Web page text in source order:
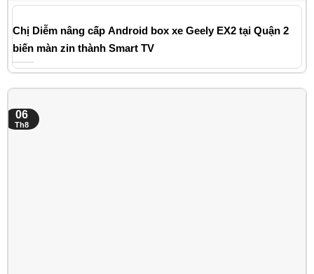
Chị Diễm nâng cấp Android box xe Geely EX2 tại Quận 2
biến màn zin thành Smart TV
06
Th8